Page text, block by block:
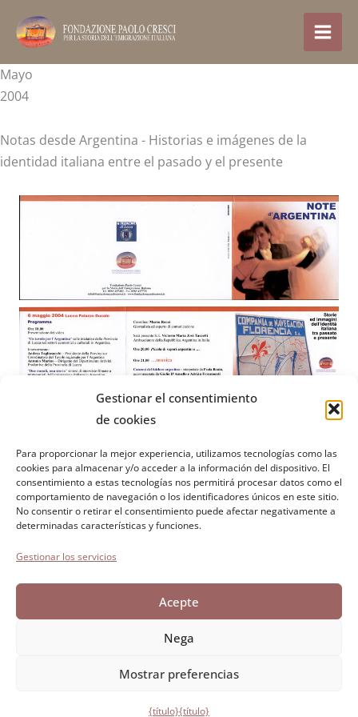
Gestionar el consentimiento
de cookies
Para proporcionar la mejor experiencia, utilizamos tecnologías como las
cookies para almacenar y/o acceder a la información del dispositivo. El
consentimiento a estas tecnologías nos permitirá procesar datos como el
comportamiento de navegación o los identificadores únicos en este sitio.
No consentir o retirar el consentimiento puede afectar negativamente a
determinadas características y funciones.
Gestionar los servicios
Acepte
Nega
Mostrar preferencias
{título}{título}
contenido
Mayo
2004
Notas desde Argentina - Historias e imágenes de la
identidad italiana entre el pasado y el presente
Fundación Paolo Crescipara la historia de la emigración
italiana
Cortile Carrara, 1 - 55100 Lucca
Accesibilidad
Política de cookies
Declaración de confidencialidad
Desarrollado por Directo